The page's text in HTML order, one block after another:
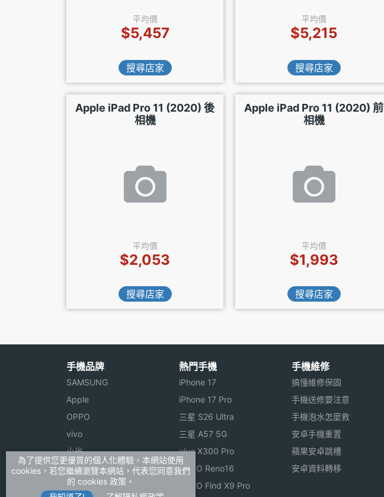
平均價
$5,457
搜尋店家
平均價
$5,215
搜尋店家
Apple iPad Pro 11 (2020) 後
相機
平均價
$2,053
搜尋店家
Apple iPad Pro 11 (2020) 前
相機
平均價
$1,993
搜尋店家
手機品牌
SAMSUNG
Apple
OPPO
vivo
小米
ASUS
Sony
熱門手機
iPhone 17
iPhone 17 Pro
三星 S26 Ultra
三星 A57 5G
vivo X300 Pro
OPPO Reno16
OPPO Find X9 Pro
手機維修
搞懂維修保固
手機送修要注意
手機泡水怎麼救
安卓手機重置
蘋果安卓跳槽
安卓資料轉移
為了提供您更優質的個人化體驗，本網站使用
cookies，若您繼續瀏覽本網站，代表您同意我們
的 cookies 政策。